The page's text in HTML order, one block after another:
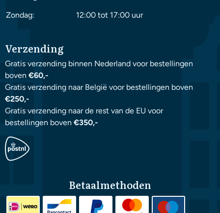
Zondag:
12:00 tot 17:00 uur
Verzending
Gratis verzending binnen Nederland voor bestellingen
boven €60,-
Gratis verzending naar België voor bestellingen boven
€250,-
Gratis verzending naar de rest van de EU voor
bestellingen boven €350,-
Betaalmethoden